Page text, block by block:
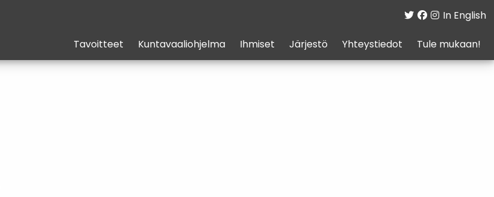
In English
Tavoitteet Kuntavaaliohjelma Ihmiset Järjestö Yhteystiedot Tule mukaan!